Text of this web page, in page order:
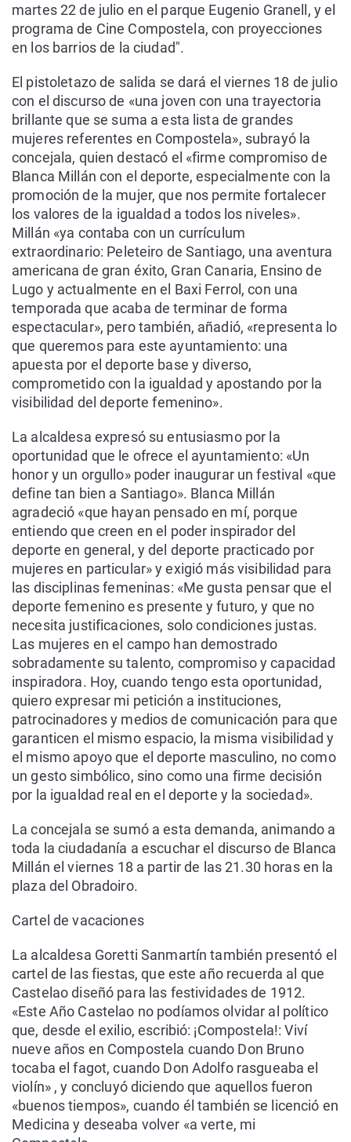
martes 22 de julio en el parque Eugenio Granell, y el
programa de Cine Compostela, con proyecciones
en los barrios de la ciudad".
El pistoletazo de salida se dará el viernes 18 de julio
con el discurso de «una joven con una trayectoria
brillante que se suma a esta lista de grandes
mujeres referentes en Compostela», subrayó la
concejala, quien destacó el «firme compromiso de
Blanca Millán con el deporte, especialmente con la
promoción de la mujer, que nos permite fortalecer
los valores de la igualdad a todos los niveles».
Millán «ya contaba con un currículum
extraordinario: Peleteiro de Santiago, una aventura
americana de gran éxito, Gran Canaria, Ensino de
Lugo y actualmente en el Baxi Ferrol, con una
temporada que acaba de terminar de forma
espectacular», pero también, añadió, «representa lo
que queremos para este ayuntamiento: una
apuesta por el deporte base y diverso,
comprometido con la igualdad y apostando por la
visibilidad del deporte femenino».
La alcaldesa expresó su entusiasmo por la
oportunidad que le ofrece el ayuntamiento: «Un
honor y un orgullo» poder inaugurar un festival «que
define tan bien a Santiago». Blanca Millán
agradeció «que hayan pensado en mí, porque
entiendo que creen en el poder inspirador del
deporte en general, y del deporte practicado por
mujeres en particular» y exigió más visibilidad para
las disciplinas femeninas: «Me gusta pensar que el
deporte femenino es presente y futuro, y que no
necesita justificaciones, solo condiciones justas.
Las mujeres en el campo han demostrado
sobradamente su talento, compromiso y capacidad
inspiradora. Hoy, cuando tengo esta oportunidad,
quiero expresar mi petición a instituciones,
patrocinadores y medios de comunicación para que
garanticen el mismo espacio, la misma visibilidad y
el mismo apoyo que el deporte masculino, no como
un gesto simbólico, sino como una firme decisión
por la igualdad real en el deporte y la sociedad».
La concejala se sumó a esta demanda, animando a
toda la ciudadanía a escuchar el discurso de Blanca
Millán el viernes 18 a partir de las 21.30 horas en la
plaza del Obradoiro.
Cartel de vacaciones
La alcaldesa Goretti Sanmartín también presentó el
cartel de las fiestas, que este año recuerda al que
Castelao diseñó para las festividades de 1912.
«Este Año Castelao no podíamos olvidar al político
que, desde el exilio, escribió: ¡Compostela!: Viví
nueve años en Compostela cuando Don Bruno
tocaba el fagot, cuando Don Adolfo rasgueaba el
violín» , y concluyó diciendo que aquellos fueron
«buenos tiempos», cuando él también se licenció en
Medicina y deseaba volver «a verte, mi